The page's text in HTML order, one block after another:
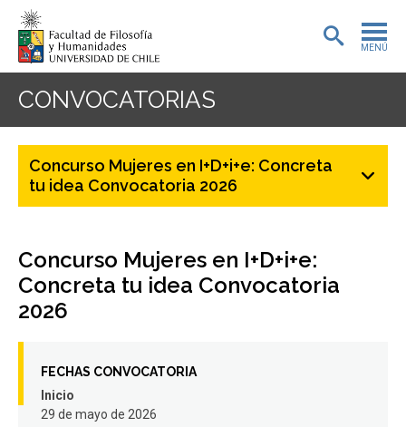
MENÚ
PORTADA
PREGRADO
INVESTIGACIÓN
EXTENSIÓN
DEPARTAMENTOS
CONVOCATORIAS
Concurso Mujeres en I+D+i+e: Concreta
tu idea Convocatoria 2026
Concurso Mujeres en I+D+i+e:
Concreta tu idea Convocatoria
2026
FECHAS CONVOCATORIA
Inicio
29 de mayo de 2026